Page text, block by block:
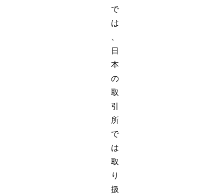
で
は
日
本
の
取
引
所
で
は
取
り
扱